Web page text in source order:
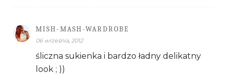
MISH-MASH-WARDROBE
06 września, 2012
śliczna sukienka i bardzo ładny delikatny
look ; ))